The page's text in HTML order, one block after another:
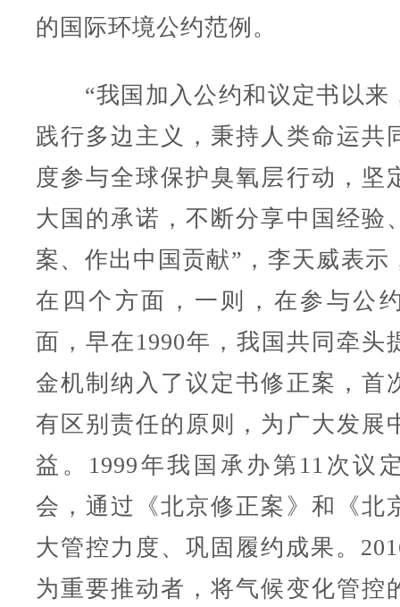
的国际环境公约范例。
“我国加入公约和议定书以来
践行多边主义，秉持人类命运共
度参与全球保护臭氧层行动，坚
大国的承诺，不断分享中国经验
案、作出中国贡献”，李天威表示
在四个方面，一则，在参与公
面，早在1990年，我国共同牵头
金机制纳入了议定书修正案，首
有区别责任的原则，为广大发展
益。1999年我国承办第11次议
会，通过《北京修正案》和《北
大管控力度、巩固履约成果。
为重要推动者，将气候变化管控